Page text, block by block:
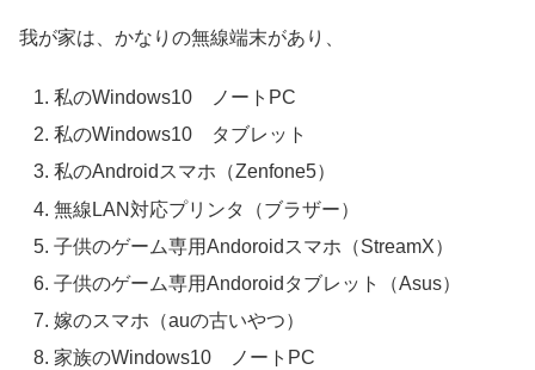
我が家は、かなりの無線端末があり、
私のWindows10 ノートPC
私のWindows10 タブレット
私のAndroidスマホ（Zenfone5）
無線LAN対応プリンタ（ブラザー）
子供のゲーム専用Andoroidスマホ（StreamX）
子供のゲーム専用Andoroidタブレット（Asus）
嫁のスマホ（auの古いやつ）
家族のWindows10 ノートPC